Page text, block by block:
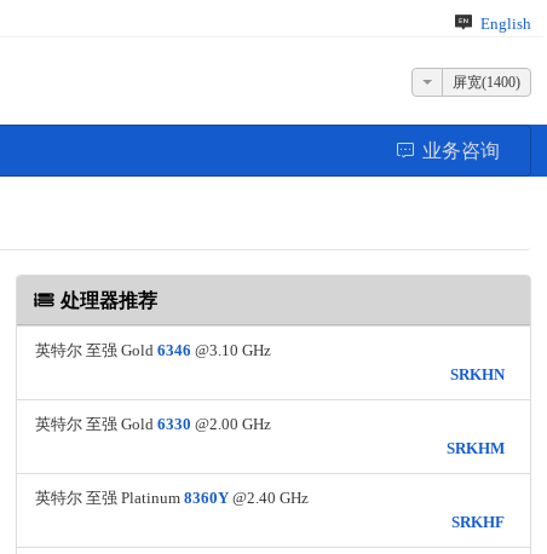
English
屏宽(1400)
业务咨询
处理器推荐
英特尔 至强 Gold 6346 @3.10 GHz
SRKHN
英特尔 至强 Gold 6330 @2.00 GHz
SRKHM
英特尔 至强 Platinum 8360Y@2.40 GHz
SRKHF